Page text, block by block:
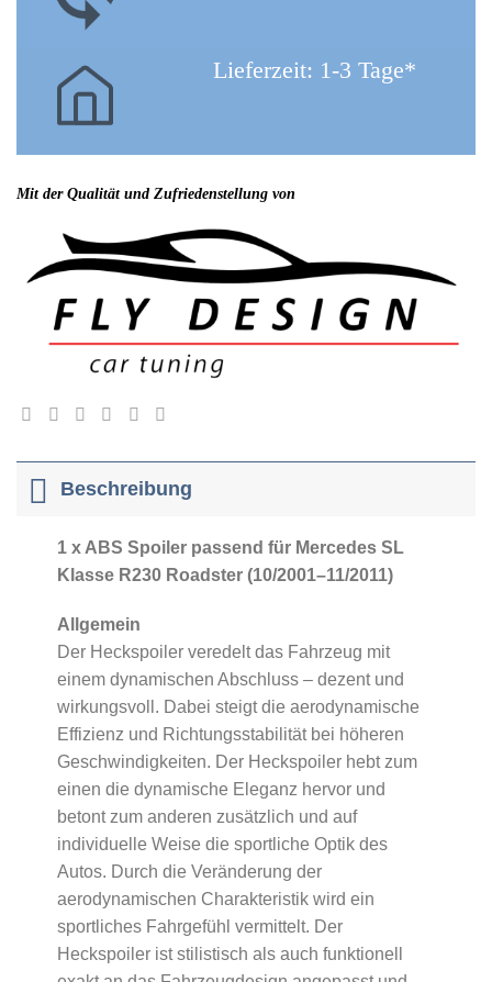
Lieferzeit: 1-3 Tage*
Mit der Qualität und Zufriedenstellung von
Beschreibung
1 x ABS Spoiler passend für Mercedes SL
Klasse R230 Roadster (10/2001–11/2011)
Allgemein
Der Heckspoiler veredelt das Fahrzeug mit
einem dynamischen Abschluss – dezent und
wirkungsvoll. Dabei steigt die aerodynamische
Effizienz und Richtungsstabilität bei höheren
Geschwindigkeiten. Der Heckspoiler hebt zum
einen die dynamische Eleganz hervor und
betont zum anderen zusätzlich und auf
individuelle Weise die sportliche Optik des
Autos. Durch die Veränderung der
aerodynamischen Charakteristik wird ein
sportliches Fahrgefühl vermittelt. Der
Heckspoiler ist stilistisch als auch funktionell